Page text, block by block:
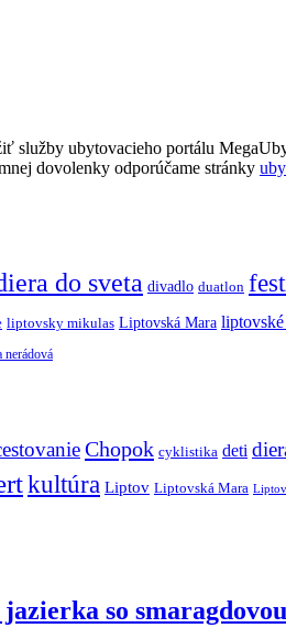
služby ubytovacieho portálu
dovolenky odporúčame stránky
do sveta divadlo duatlon
liptovsky mikulas Liptovská Mara
nerádová
Chopok cyklistika deti
kultúra Liptov Liptovská Mara
so